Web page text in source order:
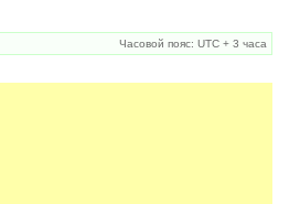
Часовой пояс: UTC + 3 часа